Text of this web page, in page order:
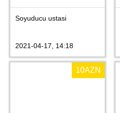
Soyuducu ustasi
2021-04-17, 14:18
10AZN